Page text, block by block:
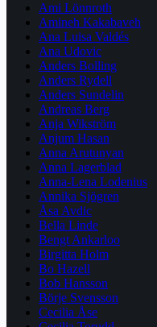
Ami Lönnroth
Amineh Kakabaveh
Ana Luisa Valdés
Ana Udovic
Anders Bolling
Anders Rydell
Anders Sundelin
Andreas Berg
Anja Wikström
Anjum Hasan
Anna Arutunyan
Anna Lagerblad
Anna-Lena Lodenius
Annika Sjögren
Åsa Avdic
Bella Linde
Bengt Ankarloo
Birgitta Holm
Bo Hazell
Bob Hansson
Börje Svensson
Cecilia Åse